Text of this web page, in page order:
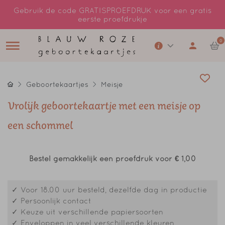
Gebruik de code GRATISPROEFDRUK voor een gratis
eerste proefdrukje
0
Geboortekaartjes Meisje
Vrolijk geboortekaartje met een meisje op
een schommel
Bestel gemakkelijk een proefdruk voor € 1,00
✓ Voor 18.00 uur besteld, dezelfde dag in productie
✓ Persoonlijk contact
✓ Keuze uit verschillende papiersoorten
✓ Enveloppen in veel verschillende kleuren